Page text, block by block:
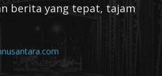
berita yang tepat, tajam